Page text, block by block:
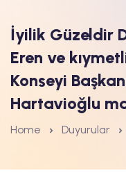
İyilik Güzeldir
Eren ve
Konseyi
Hartavioğlu
Home Duyurular